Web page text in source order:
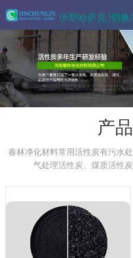
伊犁哈萨克 |切换
产
春林净化材料常用活性炭有污水
气处理活性炭、煤质活性